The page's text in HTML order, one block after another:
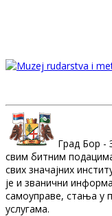
Град Бор -
свим битним
свих значајних
је и званични
самоуправе, стања у
услугама.